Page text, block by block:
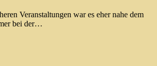
Veranstaltungen war es eher nahe dem
bei der…